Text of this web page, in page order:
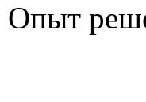
Опыт